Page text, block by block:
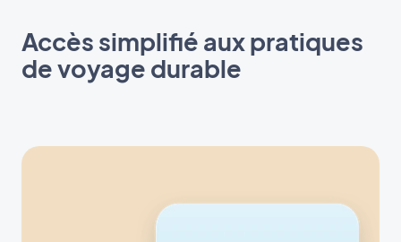
Accès simplifié aux pratiques
de voyage durable